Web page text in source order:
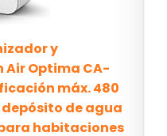
y
Optima CA-
máx. 480
de agua
habitaciones